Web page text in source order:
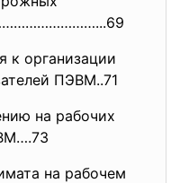
69
к организации
ПЭВМ..71
на рабочих
на рабочем